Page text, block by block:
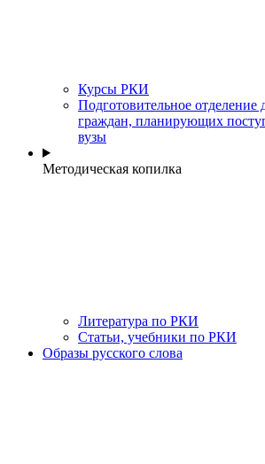
Курсы РКИ
Подготовительное отделение
граждан, планирующих
вузы
Методическая копилка
Литература по РКИ
Статьи, учебники по РКИ
Образы русского слова